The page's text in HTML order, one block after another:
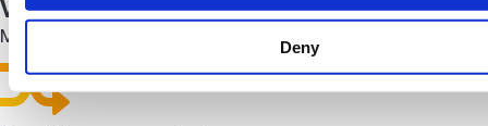
Deny
Versterken
Mensen versterken om hun dromen waar te maken.